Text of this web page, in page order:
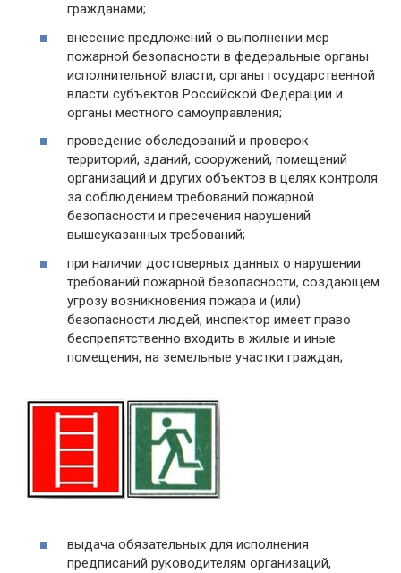
гражданами;
внесение предложений о выполнении мер
пожарной безопасности в федеральные органы
исполнительной власти, органы государственной
власти субъектов Российской Федерации и
органы местного самоуправления;
проведение обследований и проверок
территорий, зданий, сооружений, помещений
организаций и других объектов в целях контроля
за соблюдением требований пожарной
безопасности и пресечения нарушений
вышеуказанных требований;
при наличии достоверных данных о нарушении
требований пожарной безопасности, создающем
угрозу возникновения пожара и (или)
безопасности людей, инспектор имеет право
беспрепятственно входить в жилые и иные
помещения, на земельные участки граждан;
выдача обязательных для исполнения
предписаний руководителям организаций,